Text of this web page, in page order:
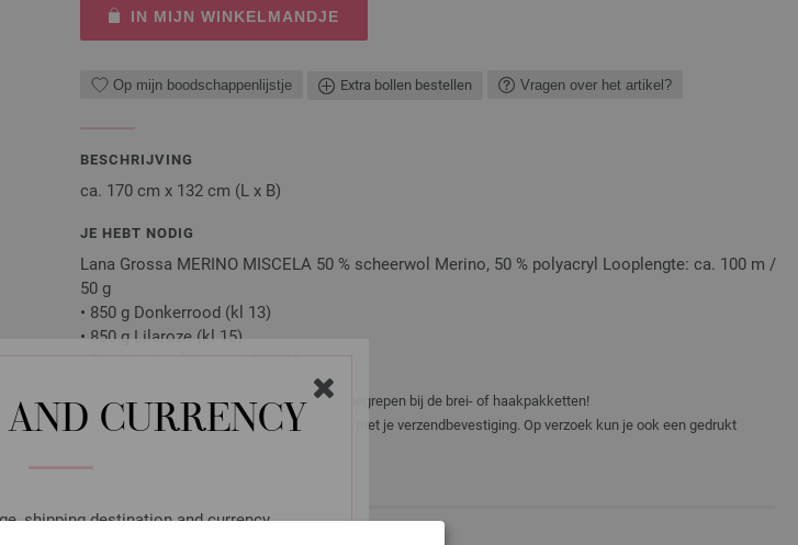
CURRENCY
shipping destination and currency.
IN MIJN WINKELMANDJE
Op mijn boodschappenlijstje Extra bollen bestellen Vragen over het artikel?
BESCHRIJVING
ca. 170 cm x 132 cm (L x B)
JE HEBT NODIG
Lana Grossa MERINO MISCELA 50 % scheerwol Merino, 50 % polyacryl Looplengte: ca. 100 m /
50 g
• 850 g Donkerrood (kl 13)
• 850 g Lilaroze (kl 15)
• Rondbreinaalden nr. 4,5 / 120 cm
Naalden, knopen en accessoires zijn niet inbegrepen bij de brei- of haakpakketten!
Je ontvangt het breipatroon gratis per e-mail met je verzendbevestiging. Op verzoek kun je ook een gedrukt